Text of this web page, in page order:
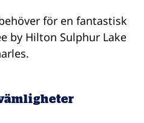
för en fantastisk
by Hilton Sulphur Lake